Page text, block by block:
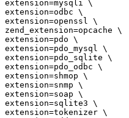
extension=mysqli \
extension=odbc \
extension=openssl \
zend_extension=opcache \
extension=pdo \
extension=pdo_mysql \
extension=pdo_sqlite \
extension=pdo_odbc \
extension=shmop \
extension=snmp \
extension=soap \
extension=sqlite3 \
extension=tokenizer \